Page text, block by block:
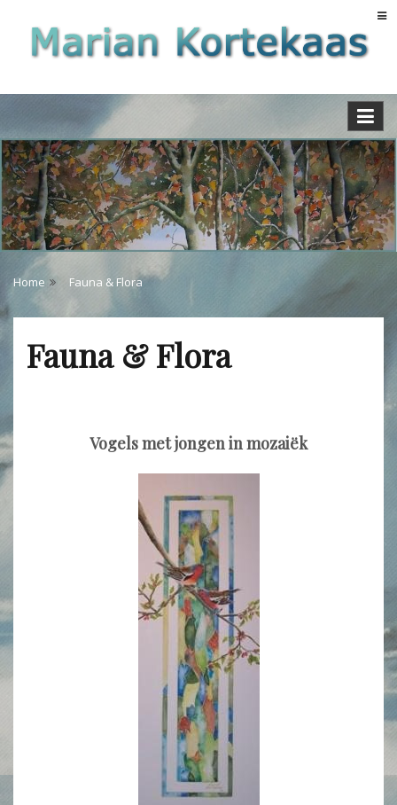
content
Home Fauna & Flora
Fauna & Flora
Vogels met jongen in mozaiëk